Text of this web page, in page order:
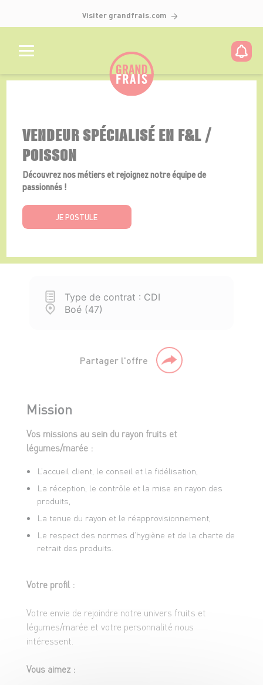
Visiter grandfrais.com
VENDEUR SPÉCIALISÉ EN F&L /
POISSON
Découvrez nos métiers et rejoignez notre équipe de
passionnés !
JE POSTULE
Type de contrat : CDI
Boé (47)
Partager l'offre
Mission
Vos missions au sein du rayon fruits et
légumes/marée :
L’accueil client, le conseil et la fidélisation,
La réception, le contrôle et la mise en rayon des
produits,
La tenue du rayon et le réapprovisionnement,
Le respect des normes d’hygiène et de la charte de
retrait des produits.
Votre profil :
Votre envie de rejoindre notre univers fruits et
légumes/marée et votre personnalité nous
intéressent.
Vous aimez :